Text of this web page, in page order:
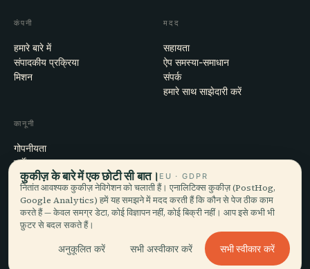
कंपनी
हमारे बारे में
संपादकीय प्रक्रिया
मिशन
मदद
सहायता
ऐप समस्या-समाधान
संपर्क
हमारे साथ साझेदारी करें
कानूनी
गोपनीयता
शर्तें
कुकी सेटिंग्स
खाता हटाएँ
© 2026 Audiala · मोर्ज, स्विट्ज़रलैंड में बना, सफ़र पर और बादलों में
EN · FR · DE · ES · IT · PT · JA · ZH · HI · RU · CS · AR
कुकीज़ के बारे में एक छोटी सी बात। EU · GDPR
नितांत आवश्यक कुकीज़ नेविगेशन को चलाती हैं। एनालिटिक्स कुकीज़ (PostHog,
Google Analytics) हमें यह समझने में मदद करती हैं कि कौन से पेज ठीक काम
करते हैं — केवल समग्र डेटा, कोई विज्ञापन नहीं, कोई बिक्री नहीं। आप इसे कभी भी
फ़ुटर से बदल सकते हैं।
अनुकूलित करें सभी अस्वीकार करें सभी स्वीकार करें